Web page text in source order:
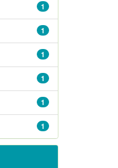
1
1
1
1
1
1